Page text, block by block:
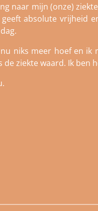
naar mijn (onze)
absolute vrijheid
niks meer hoef en ik
de ziekte waard. Ik ben